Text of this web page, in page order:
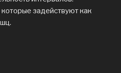
задействуют как